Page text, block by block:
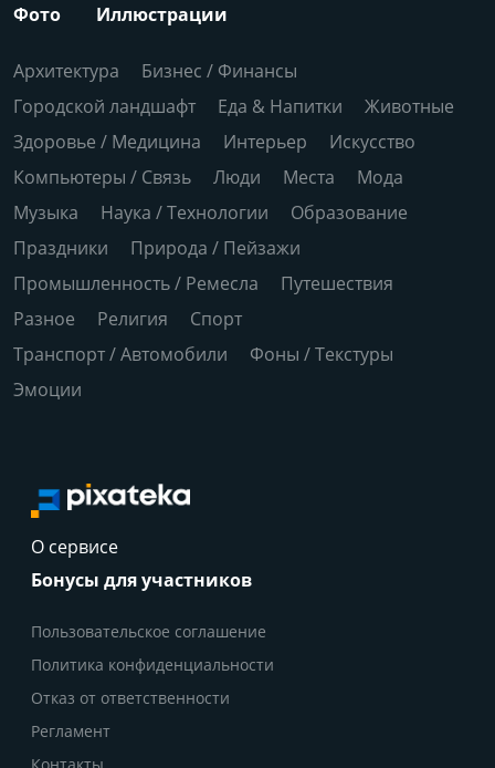
Фото Иллюстрации
Архитектура
Бизнес / Финансы
Городской ландшафт
Еда & Напитки
Животные
Здоровье / Медицина
Интерьер
Искусство
Компьютеры / Связь
Люди Места
Мода
Музыка
Наука / Технологии
Образование
Праздники
Природа / Пейзажи
Промышленность / Ремесла
Путешествия
Разное
Религия
Спорт
Транспорт / Автомобили
Фоны / Текстуры
Эмоции
О сервисе
Бонусы для участников
Пользовательское соглашение
Политика конфиденциальности
Отказ от ответственности
Регламент